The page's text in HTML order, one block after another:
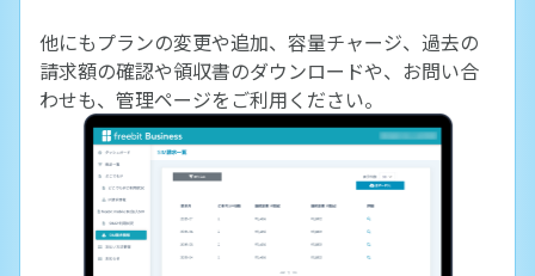
他にもプランの変更や追加、容量チャージ、過去の
請求額の確認や領収書のダウンロードや、お問い合
わせも、管理ページをご利用ください。